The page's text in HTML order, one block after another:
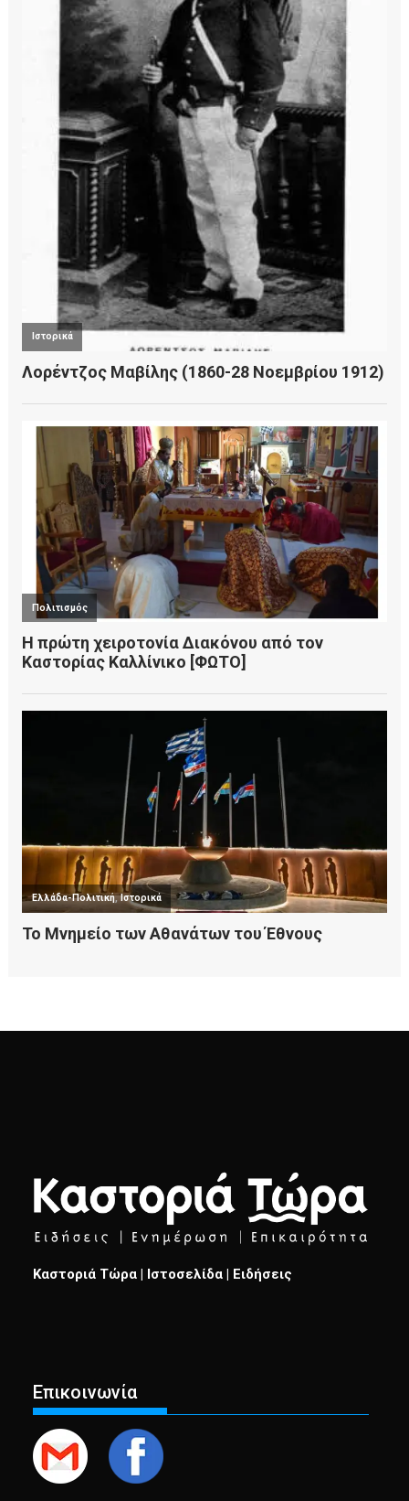
Καστοριά Τώρα | Ιστοσελίδα | Ειδήσεις
Επικοινωνία